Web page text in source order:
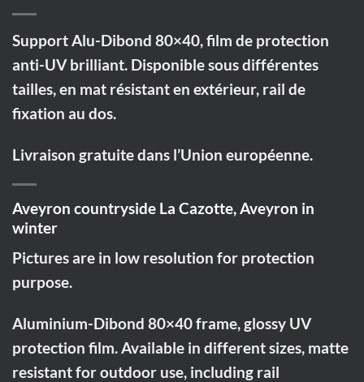
Support Alu-Dibond 80×40, film de protection
anti-UV brilliant. Disponible sous différentes
tailles, en mat résistant en extérieur, rail de
fixation au dos.
Livraison gratuite dans l’Union européenne.
Aveyron countryside La Cazotte, Aveyron in
winter
Pictures are in low resolution for protection
purpose.
Aluminium-Dibond 80×40 frame, glossy UV
protection film. Available in different sizes, matte
resistant for outdoor use, including rail